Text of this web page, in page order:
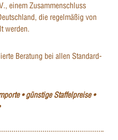
einem Zusammenschluss
die regelmäßig von
werden.
Beratung bei allen Standard-
• günstige Staffelpreise •